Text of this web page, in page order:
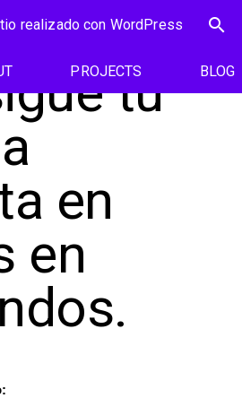
realizado con WordPress search
PROJECTS BLOG
tu
en
en